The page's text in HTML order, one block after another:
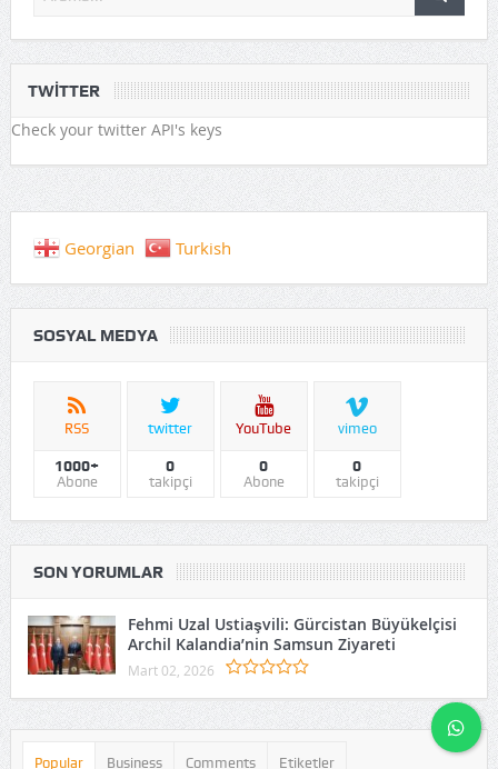
TWITTER
Check your twitter API's keys
Georgian Turkish
SOSYAL MEDYA
RSS
1000+
Abone
twitter
0
takipçi
YouTube
0
Abone
vimeo
0
takipçi
SON YORUMLAR
Fehmi Uzal Ustiaşvili: Gürcistan Büyükelçisi
Archil Kalandia’nin Samsun Ziyareti
Mart 02, 2026
Popular Business Comments Etiketler